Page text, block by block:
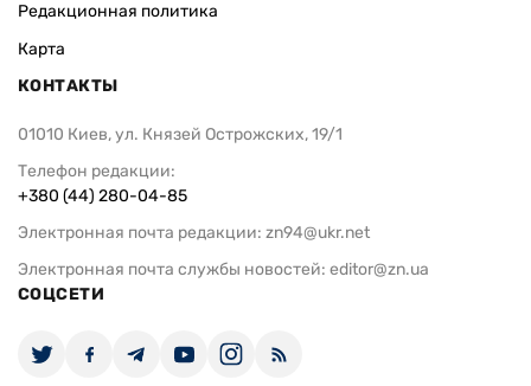
Редакционная политика
Карта
КОНТАКТЫ
01010 Киев, ул. Князей Острожских, 19/1
Телефон редакции:
+380 (44) 280-04-85
Электронная почта редакции: zn94@ukr.net
Электронная почта службы новостей: editor@zn.ua
СОЦСЕТИ